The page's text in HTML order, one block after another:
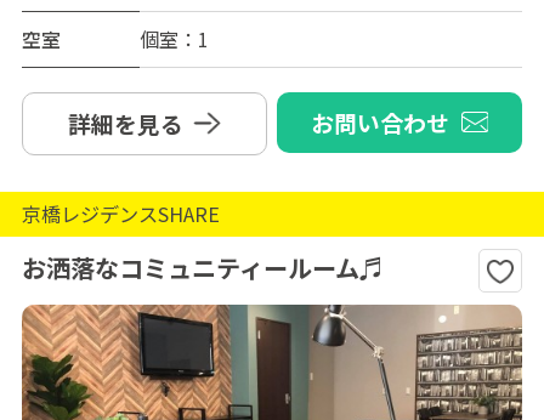
空室
個室：1
詳細を見る お問い合わせ
京橋レジデンスSHARE
お洒落なコミュニティールーム♬